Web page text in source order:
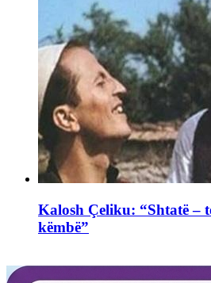
Kalosh Çeliku: “Shtatë –
këmbë”